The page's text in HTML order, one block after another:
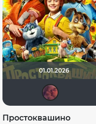
01.01.2026
Простоквашино